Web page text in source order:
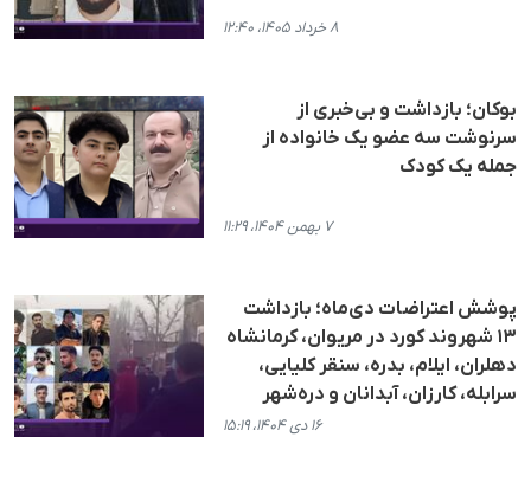
۸ خرداد ۱۴۰۵، ۱۲:۴۰
بوکان؛ بازداشت و بی‌خبری از
سرنوشت سه عضو یک خانواده از
جمله یک کودک
۷ بهمن ۱۴۰۴، ۱۱:۲۹
پوشش اعتراضات دی‌ماه؛ بازداشت
۱۳ شهروند کورد در مریوان، کرمانشاه
دهلران، ایلام، بدره، سنقر کلیایی،
سرابله، کارزان، آبدانان و دره‌شهر
۱۶ دی ۱۴۰۴، ۱۵:۱۹